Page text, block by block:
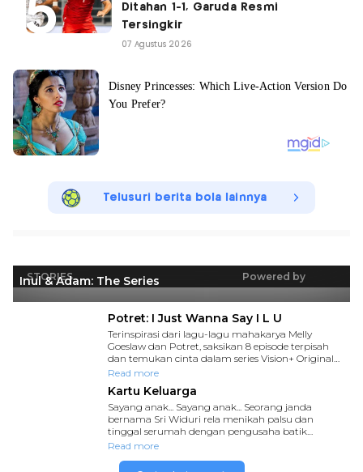
Ditahan 1-1, Garuda Resmi
Tersingkir
07 Agustus 2026
Telusuri berita bola lainnya